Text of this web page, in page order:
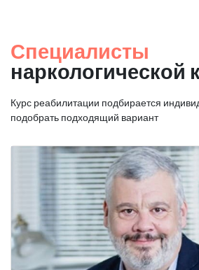
Специалисты
наркологической
Курс реабилитации подбирается
подобрать подходящий вариант